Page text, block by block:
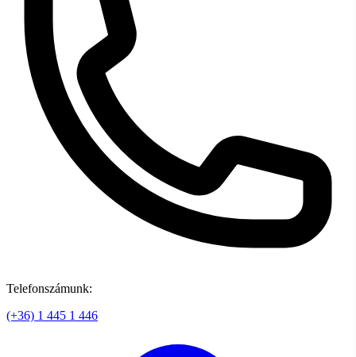
Telefonszámunk:
(+36) 1 445 1 446